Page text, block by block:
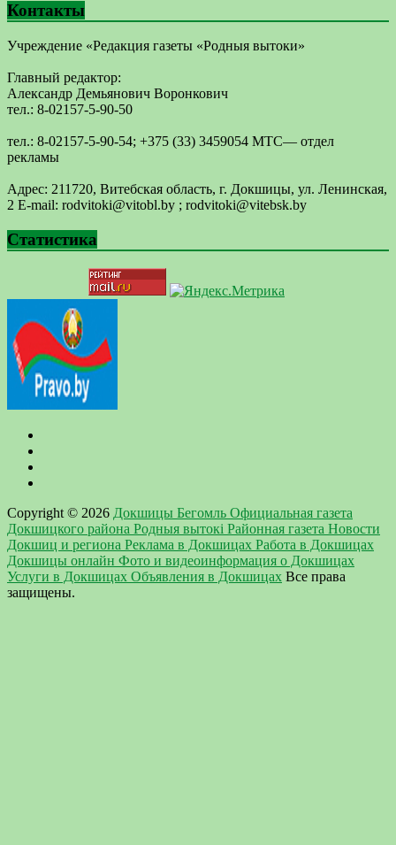
Контакты
Учреждение «Редакция газеты «Родныя вытоки»
Главный редактор:
Александр Демьянович Воронкович
тел.: 8-02157-5-90-50
тел.: 8-02157-5-90-54; +375 (33) 3459054 МТС— отдел
рекламы
Адрес: 211720, Витебская область, г. Докшицы, ул. Ленинская,
2 E-mail: ​rodvitoki@​​vitobl​.by ; rodvitoki@vitebsk.by
Статистика
Copyright © 2026 Докшицы Бегомль Официальная газета
Докшицкого района Родныя вытокi Районная газета Новости
Докшиц и региона Реклама в Докшицах Работа в Докшицах
Докшицы онлайн Фото и видеоинформация о Докшицах
Услуги в Докшицах Объявления в Докшицах Все права
защищены.